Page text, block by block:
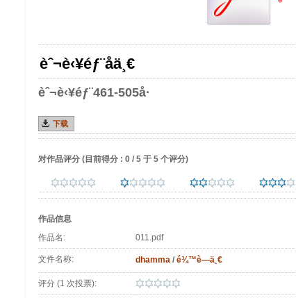
èˆ¬è‹¥éƒ¨åä¸€
èˆ¬è‹¥éƒ¨461-505å·
下载
对作品评分(目前得分 : 0 / 5 于 5 个评分)
作品信息
作品名:
011.pdf
文件名称: dhamma/ é¾™è—ä¸€
评分 (1 次投票):